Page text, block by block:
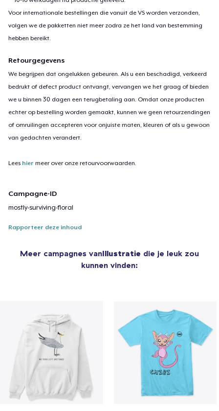
Voor internationale bestellingen die vanuit de VS worden verzonden,
volgen we de pakketten niet meer zodra ze het land van bestemming
hebben bereikt.
Retourgegevens
We begrijpen dat ongelukken gebeuren. Als u een beschadigd, verkeerd
bedrukt of defect product ontvangt, vervangen we het graag of bieden
we u binnen 30 dagen een terugbetaling aan. Omdat onze producten
echter op bestelling worden gemaakt, kunnen we geen retourzendingen
of omruilingen accepteren voor onjuiste maten, kleuren of als u gewoon
van gedachten verandert.
Lees hier meer over onze retourvoorwaarden.
Campagne-ID
mostly-surviving-floral
Rapporteer deze inhoud
Meer campagnes vanIllustratie die je leuk zou
kunnen vinden: